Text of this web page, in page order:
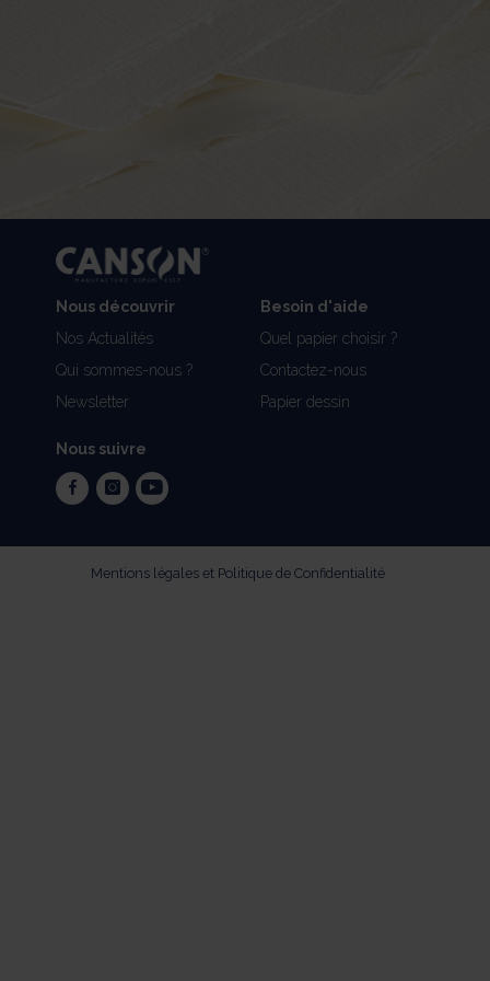
Nous découvrir
Nos Actualités
Qui sommes-nous ?
Newsletter
Besoin d'aide
Quel papier choisir ?
Contactez-nous
Papier dessin
Nous suivre
facebookinstagram
youtube
Mentions légales et Politique de Confidentialité